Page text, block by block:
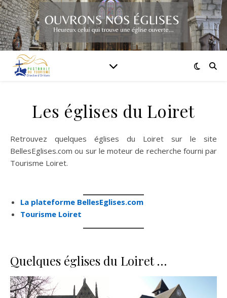
Les églises du Loiret
Retrouvez quelques églises du Loiret sur le site
BellesEglises.com ou sur le moteur de recherche fourni par
Tourisme Loiret.
La plateforme BellesEglises.com
Tourisme Loiret
Quelques églises du Loiret …